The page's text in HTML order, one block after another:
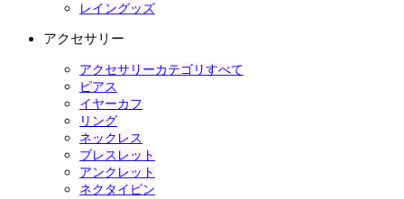
レイングッズ
アクセサリー
アクセサリーカテゴリすべて
ピアス
イヤーカフ
リング
ネックレス
ブレスレット
アンクレット
ネクタイピン